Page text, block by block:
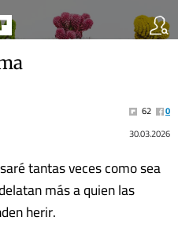
62
0
30.03.2026
tantas veces como sea
más a quien las
herir.